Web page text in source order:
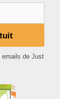
emails de Just